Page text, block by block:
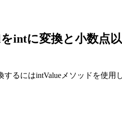
intに変換と小数点
するにはintValueメソッドを使用